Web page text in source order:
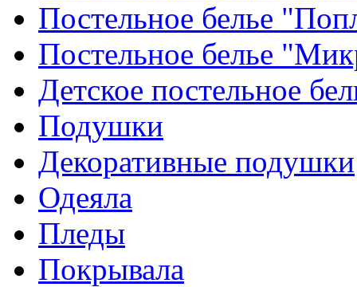
Постельное белье
Постельное белье
Детское постельное
Подушки
Декоративные подушки
Одеяла
Пледы
Покрывала